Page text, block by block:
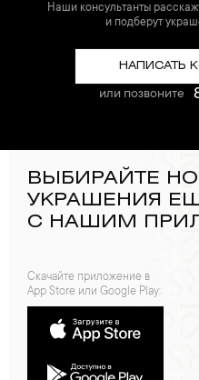
Наши консультанты
и подберут
НАПИСАТЬ
или позвоните
ВЫБИРАЙТЕ
УКРАШЕНИЯ
С НАШИМ
Скачайте приложение в
App Store или Google Play: